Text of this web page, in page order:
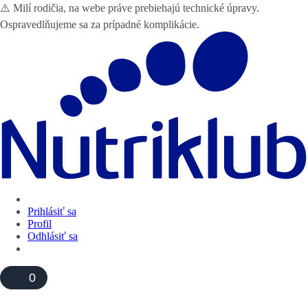
⚠️ Milí rodičia, na webe práve prebiehajú technické úpravy.
Ospravedlňujeme sa za prípadné komplikácie.
Prihlásiť sa
Profil
Odhlásiť sa
0